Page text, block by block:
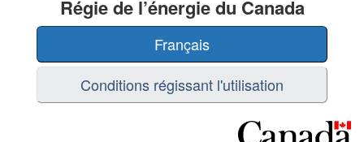
l’énergie
du
Canada
Régie de l’énergie du Canada
Français
Conditions régissant l'utilisation